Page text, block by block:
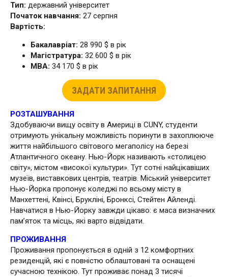
Тип: державний університет
Початок навчання: 27 серпня
Вартість:
Бакалавріат: 28 990 $ в рік
Магістратура: 32 600 $ в рік
МВА: 34 170 $ в рік
ЗАДАТИ ЗАПИТАННЯ
РОЗТАШУВАННЯ
Здобуваючи вищу освіту в Америці в CUNY, студенти
отримують унікальну можливість поринути в захоплююче
життя найбільшого світового мегаполісу на березі
Атлантичного океану. Нью-Йорк називають «столицею
світу», містом «високої культури». Тут сотні найцікавіших
музеїв, виставкових центрів, театрів. Міський університет
Нью-Йорка пропонує коледжі по всьому місту в
Манхеттені, Квінсі, Брукліні, Бронксі, Стейтен Айленді.
Навчатися в Нью-Йорку завжди цікаво: є маса визначних
пам’яток та місць, які варто відвідати.
ПРОЖИВАННЯ
Проживання пропонується в одній з 12 комфортних
резиденцій, які є повністю облаштовані та оснащені
сучасною технікою. Тут проживає понад 3 тисячі